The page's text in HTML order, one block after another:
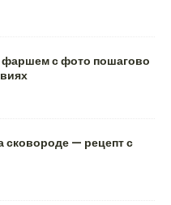
фаршем с фото пошагово
сковороде — рецепт с